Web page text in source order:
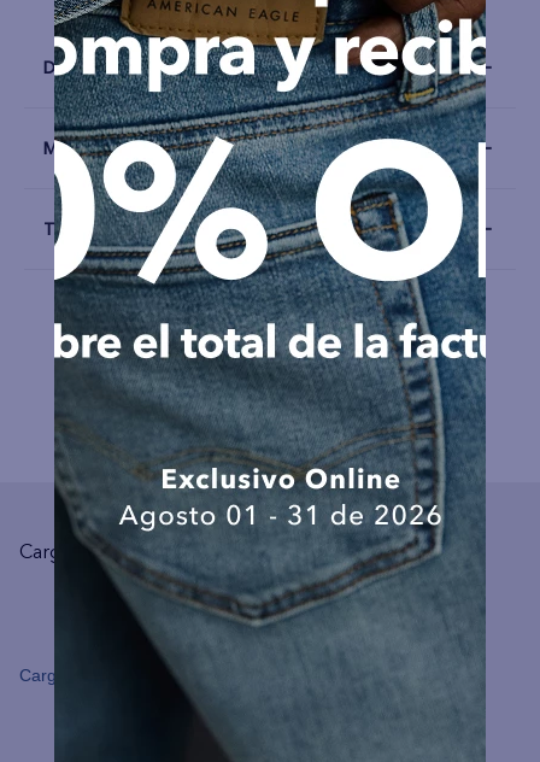
Detalles
Materiales y Cuidado
Talla y Fit
COMPLEMENTA TU LOOK
Cargando el resumen…
Cargando comentarios…